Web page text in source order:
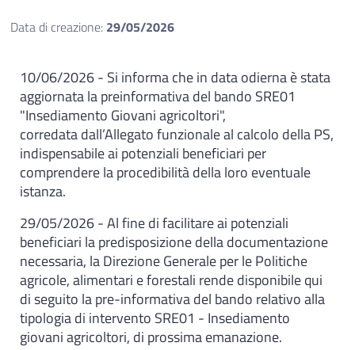
Data di creazione: 29/05/2026
10/06/2026 - Si informa che in data odierna è stata
aggiornata la preinformativa del bando SRE01
"Insediamento Giovani agricoltori",
corredata dall’Allegato funzionale al calcolo della PS,
indispensabile ai potenziali beneficiari per
comprendere la procedibilità della loro eventuale
istanza.
29/05/2026 -Al fine di facilitare ai potenziali
beneficiari la predisposizione della documentazione
necessaria, la Direzione Generaleper le Politiche
agricole, alimentari e forestali rende disponibile qui
di seguito la pre-informativa del bando relativo alla
tipologia di intervento SRE01 - Insediamento
giovani agricoltori, di prossima emanazione.